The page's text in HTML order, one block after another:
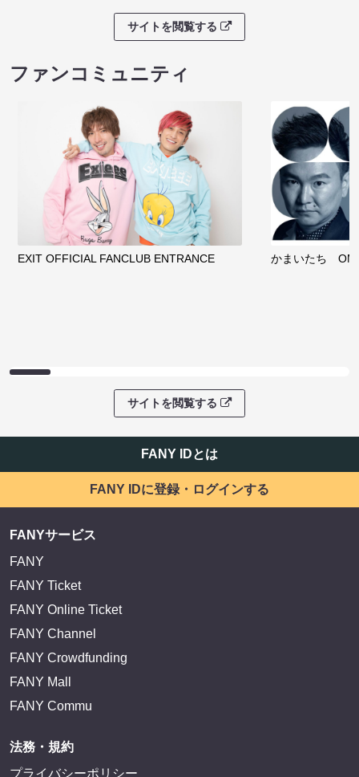
サイトを閲覧する
ファンコミュニティ
EXIT OFFICIAL FANCLUB ENTRANCE かまいたち
サイトを閲覧する
FANY IDとは
FANY IDに登録・ログインする
FANYサービス
FANY
FANY Ticket
FANY Online Ticket
FANY Channel
FANY Crowdfunding
FANY Mall
FANY Commu
法務・規約
プライバシーポリシー